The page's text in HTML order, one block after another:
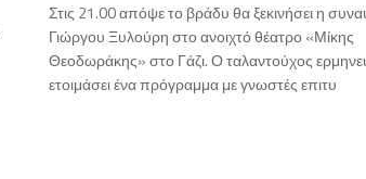
Στις 21.00 απόψε το βράδυ θα ξεκινήσει η
Γιώργου Ξυλούρη στο ανοιχτό θέατρο «Μίκης
Θεοδωράκης» στο Γάζι. Ο ταλαντούχος
ετοιμάσει ένα πρόγραμμα με γνωστές επιτυ